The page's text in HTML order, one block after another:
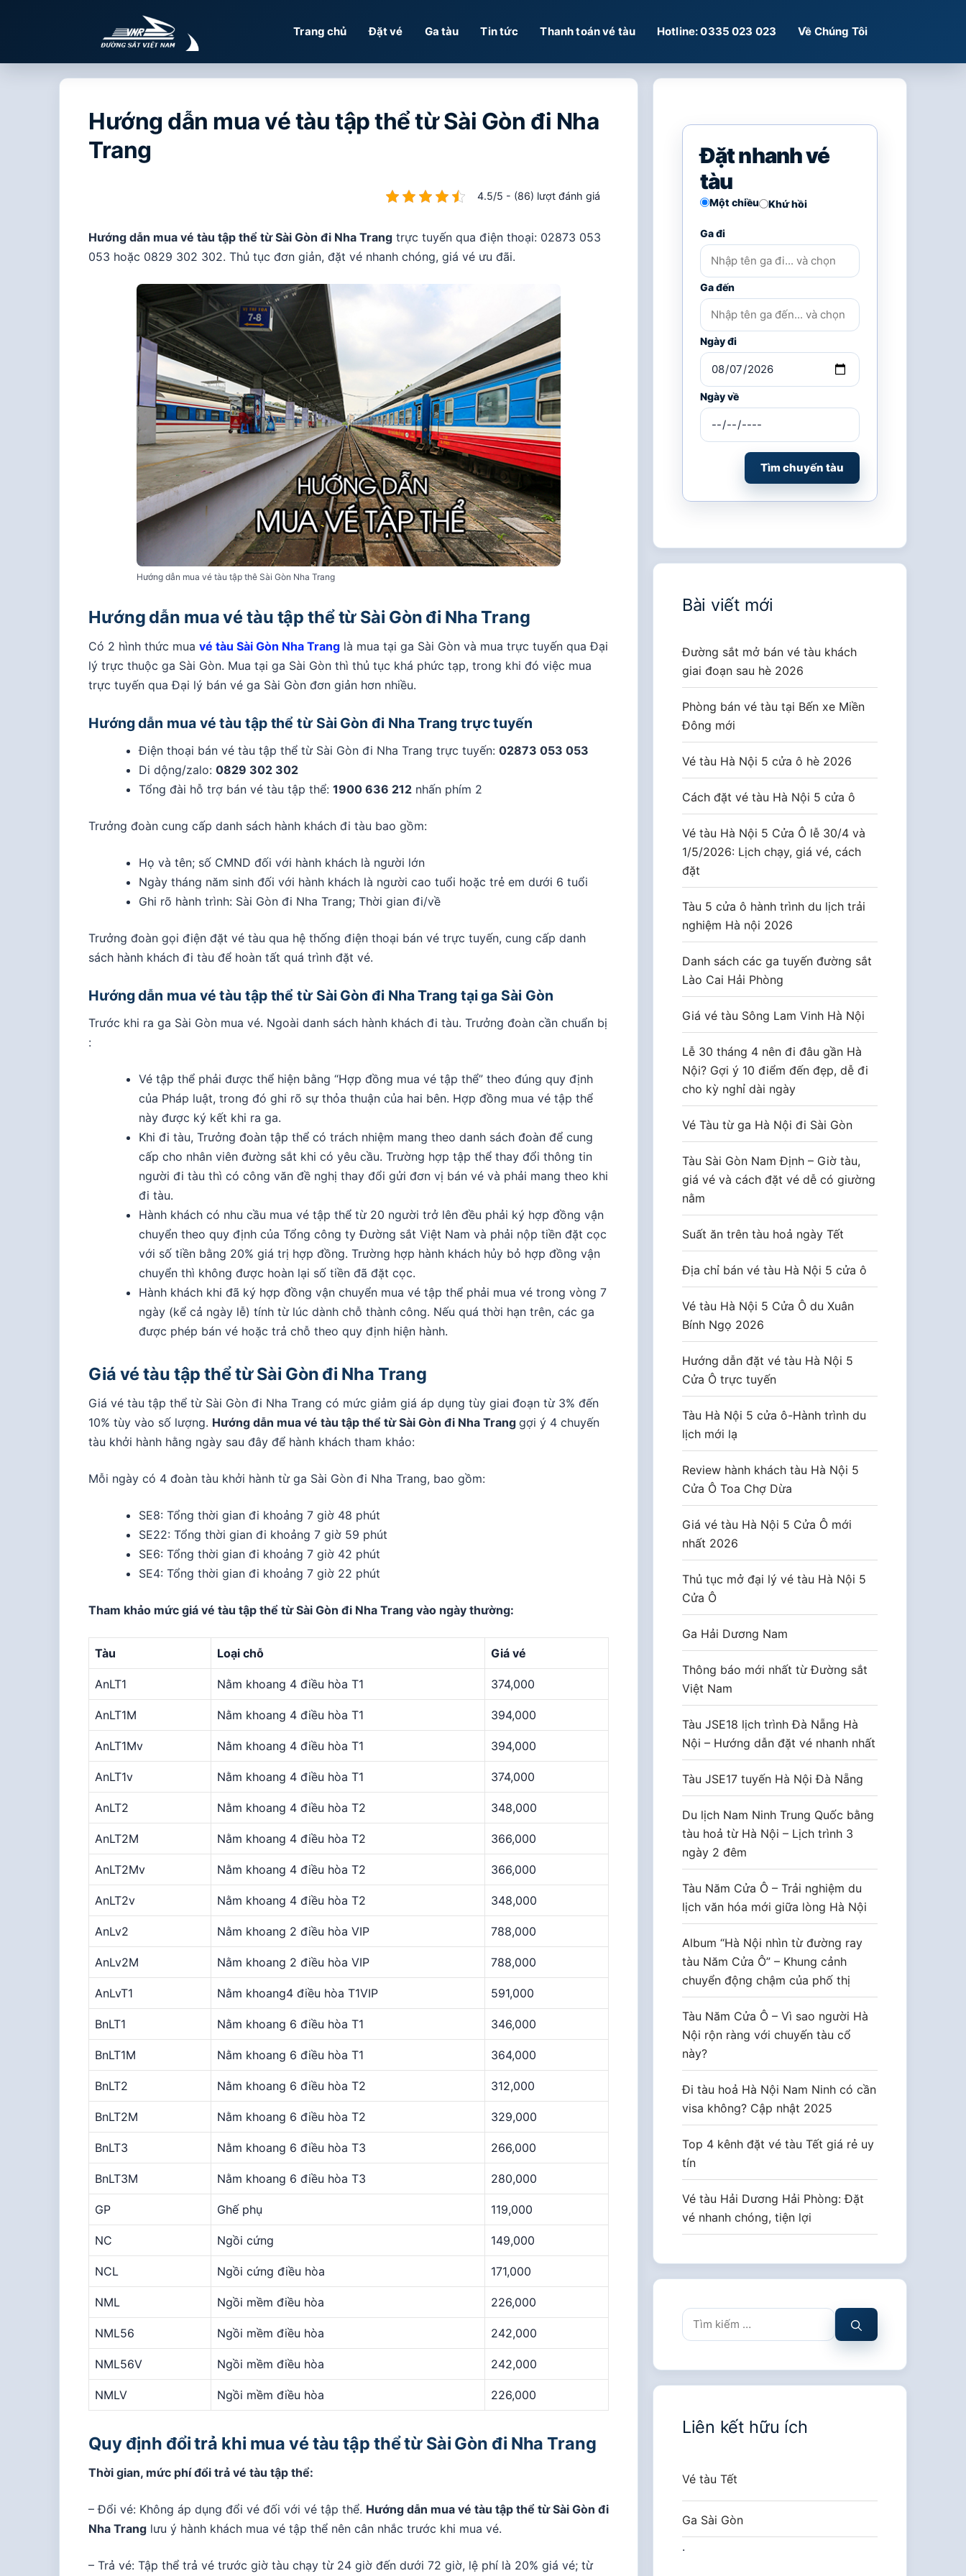
dung
Trang chủ Đặt vé Ga tàu Tin tức Thanh toán vé tàu Hotline: 0335 023 023 Về Chúng Tôi
Hướng dẫn mua vé tàu tập thể từ Sài Gòn đi Nha
Trang
4.5/5 - (86) lượt đánh giá
Hướng dẫn mua vé tàu tập thể từ Sài Gòn đi Nha Trang trực tuyến qua điện thoại: 02873 053
053 hoặc 0829 302 302. Thủ tục đơn giản, đặt vé nhanh chóng, giá vé ưu đãi.
Hướng dẫn mua vé tàu tập thê Sài Gòn Nha Trang
Hướng dẫn mua vé tàu tập thể từ Sài Gòn đi Nha Trang
Có 2 hình thức mua vé tàu Sài Gòn Nha Trang là mua tại ga Sài Gòn và mua trực tuyến qua Đại
lý trực thuộc ga Sài Gòn. Mua tại ga Sài Gòn thì thủ tục khá phức tạp, trong khi đó việc mua
trực tuyến qua Đại lý bán vé ga Sài Gòn đơn giản hơn nhiều.
Hướng dẫn mua vé tàu tập thể từ Sài Gòn đi Nha Trang trực tuyến
Điện thoại bán vé tàu tập thể từ Sài Gòn đi Nha Trang trực tuyến: 02873 053 053
Di dộng/zalo: 0829 302 302
Tổng đài hỗ trợ bán vé tàu tập thể: 1900 636 212nhấn phím 2
Trưởng đoàn cung cấp danh sách hành khách đi tàu bao gồm:
Họ và tên; số CMND đối với hành khách là người lớn
Ngày tháng năm sinh đối với hành khách là người cao tuổi hoặc trẻ em dưới 6 tuổi
Ghi rõ hành trình: Sài Gòn đi Nha Trang; Thời gian đi/về
Trưởng đoàn gọi điện đặt vé tàu qua hệ thống điện thoại bán vé trực tuyến, cung cấp danh
sách hành khách đi tàu để hoàn tất quá trình đặt vé.
Hướng dẫn mua vé tàu tập thể từ Sài Gòn đi Nha Trang tại ga Sài Gòn
Trước khi ra ga Sài Gòn mua vé. Ngoài danh sách hành khách đi tàu. Trưởng đoàn cần chuẩn bị
:
Vé tập thể phải được thể hiện bằng “Hợp đồng mua vé tập thể” theo đúng quy định
của Pháp luật, trong đó ghi rõ sự thỏa thuận của hai bên. Hợp đồng mua vé tập thể
này được ký kết khi ra ga.
Khi đi tàu, Trưởng đoàn tập thể có trách nhiệm mang theo danh sách đoàn để cung
cấp cho nhân viên đường sắt khi có yêu cầu. Trường hợp tập thể thay đổi thông tin
người đi tàu thì có công văn đề nghị thay đổi gửi đơn vị bán vé và phải mang theo khi
đi tàu.
Hành khách có nhu cầu mua vé tập thể từ 20 người trở lên đều phải ký hợp đồng vận
chuyển theo quy định của Tổng công ty Đường sắt Việt Nam và phải nộp tiền đặt cọc
với số tiền bằng 20% giá trị hợp đồng. Trường hợp hành khách hủy bỏ hợp đồng vận
chuyển thì không được hoàn lại số tiền đã đặt cọc.
Hành khách khi đã ký hợp đồng vận chuyển mua vé tập thể phải mua vé trong vòng 7
ngày (kể cả ngày lễ) tính từ lúc dành chỗ thành công. Nếu quá thời hạn trên, các ga
được phép bán vé hoặc trả chỗ theo quy định hiện hành.
Giá vé tàu tập thể từ Sài Gòn đi Nha Trang
Giá vé tàu tập thể từ Sài Gòn đi Nha Trang có mức giảm giá áp dụng tùy giai đoạn từ 3% đến
10% tùy vào số lượng. Hướng dẫn mua vé tàu tập thể từ Sài Gòn đi Nha Trang gợi ý 4 chuyến
tàu khởi hành hằng ngày sau đây để hành khách tham khảo:
Mỗi ngày có 4 đoàn tàu khởi hành từ ga Sài Gòn đi Nha Trang, bao gồm:
SE8: Tổng thời gian đi khoảng 7 giờ 48 phút
SE22: Tổng thời gian đi khoảng 7 giờ 59 phút
SE6: Tổng thời gian đi khoảng 7 giờ 42 phút
SE4: Tổng thời gian đi khoảng 7 giờ 22 phút
Tham khảo mức giá vé tàu tập thể từ Sài Gòn đi Nha Trang vào ngày thường:
Tàu Loại chỗ Giá vé
AnLT1 Nằm khoang 4 điều hòa T1 374,000
AnLT1M Nằm khoang 4 điều hòa T1 394,000
AnLT1Mv Nằm khoang 4 điều hòa T1 394,000
AnLT1v Nằm khoang 4 điều hòa T1 374,000
AnLT2 Nằm khoang 4 điều hòa T2 348,000
AnLT2M Nằm khoang 4 điều hòa T2 366,000
AnLT2Mv Nằm khoang 4 điều hòa T2 366,000
AnLT2v Nằm khoang 4 điều hòa T2 348,000
AnLv2 Nằm khoang 2 điều hòa VIP 788,000
AnLv2M Nằm khoang 2 điều hòa VIP 788,000
AnLvT1 Nằm khoang4 điều hòa T1VIP 591,000
BnLT1 Nằm khoang 6 điều hòa T1 346,000
BnLT1M Nằm khoang 6 điều hòa T1 364,000
BnLT2 Nằm khoang 6 điều hòa T2 312,000
BnLT2M Nằm khoang 6 điều hòa T2 329,000
BnLT3 Nằm khoang 6 điều hòa T3 266,000
BnLT3M Nằm khoang 6 điều hòa T3 280,000
GP Ghế phụ 119,000
NC Ngồi cứng 149,000
NCL Ngồi cứng điều hòa 171,000
NML Ngồi mềm điều hòa 226,000
NML56 Ngồi mềm điều hòa 242,000
NML56V Ngồi mềm điều hòa 242,000
NMLV Ngồi mềm điều hòa 226,000
Quy định đổi trả khi mua vé tàu tập thể từ Sài Gòn đi Nha Trang
Thời gian, mức phí đổi trả vé tàu tập thể:
– Đổi vé: Không áp dụng đổi vé đối với vé tập thể. Hướng dẫn mua vé tàu tập thể từ Sài Gòn đi
Nha Trang lưu ý hành khách mua vé tập thể nên cân nhắc trước khi mua vé.
– Trả vé: Tập thể trả vé trước giờ tàu chạy từ 24 giờ đến dưới 72 giờ, lệ phí là 20% giá vé; từ
Đặt nhanh vé
tàu
Một chiều Khứ hồi
Ga đi
Ga đến
Ngày đi
Ngày về
Tìm chuyến tàu
Bài viết mới
Đường sắt mở bán vé tàu khách
giai đoạn sau hè 2026
Phòng bán vé tàu tại Bến xe Miền
Đông mới
Vé tàu Hà Nội 5 cửa ô hè 2026
Cách đặt vé tàu Hà Nội 5 cửa ô
Vé tàu Hà Nội 5 Cửa Ô lễ 30/4 và
1/5/2026: Lịch chạy, giá vé, cách
đặt
Tàu 5 cửa ô hành trình du lịch trải
nghiệm Hà nội 2026
Danh sách các ga tuyến đường sắt
Lào Cai Hải Phòng
Giá vé tàu Sông Lam Vinh Hà Nội
Lễ 30 tháng 4 nên đi đâu gần Hà
Nội? Gợi ý 10 điểm đến đẹp, dễ đi
cho kỳ nghỉ dài ngày
Vé Tàu từ ga Hà Nội đi Sài Gòn
Tàu Sài Gòn Nam Định – Giờ tàu,
giá vé và cách đặt vé dễ có giường
nằm
Suất ăn trên tàu hoả ngày Tết
Địa chỉ bán vé tàu Hà Nội 5 cửa ô
Vé tàu Hà Nội 5 Cửa Ô du Xuân
Bính Ngọ 2026
Hướng dẫn đặt vé tàu Hà Nội 5
Cửa Ô trực tuyến
Tàu Hà Nội 5 cửa ô-Hành trình du
lịch mới lạ
Review hành khách tàu Hà Nội 5
Cửa Ô Toa Chợ Dừa
Giá vé tàu Hà Nội 5 Cửa Ô mới
nhất 2026
Thủ tục mở đại lý vé tàu Hà Nội 5
Cửa Ô
Ga Hải Dương Nam
Thông báo mới nhất từ Đường sắt
Việt Nam
Tàu JSE18 lịch trình Đà Nẵng Hà
Nội – Hướng dẫn đặt vé nhanh nhất
Tàu JSE17 tuyến Hà Nội Đà Nẵng
Du lịch Nam Ninh Trung Quốc bằng
tàu hoả từ Hà Nội – Lịch trình 3
ngày 2 đêm
Tàu Năm Cửa Ô – Trải nghiệm du
lịch văn hóa mới giữa lòng Hà Nội
Album “Hà Nội nhìn từ đường ray
tàu Năm Cửa Ô” – Khung cảnh
chuyển động chậm của phố thị
Tàu Năm Cửa Ô – Vì sao người Hà
Nội rộn ràng với chuyến tàu cổ
này?
Đi tàu hoả Hà Nội Nam Ninh có cần
visa không? Cập nhật 2025
Top 4 kênh đặt vé tàu Tết giá rẻ uy
tín
Vé tàu Hải Dương Hải Phòng: Đặt
vé nhanh chóng, tiện lợi
Tìm
kiếm
Liên kết hữu ích
Vé tàu Tết
Ga Sài Gòn
.